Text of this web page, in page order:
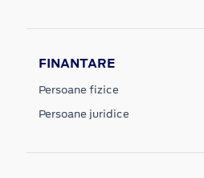
FINANTARE
Persoane fizice
Persoane juridice